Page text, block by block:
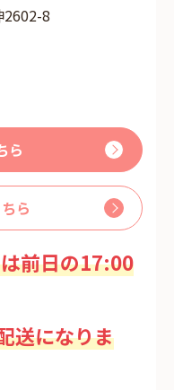
2602-8
ら
ら
前日の17:00
送になりま